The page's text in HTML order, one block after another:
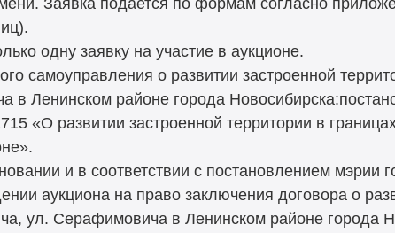
Заявка подается по формам согласно
одну заявку на участие в аукционе.
самоуправления о развитии застроенной
Ленинском районе города
«О развитии застроенной территории в
и в соответствии с постановлением мэрии
аукциона на право заключения договора о
ул. Серафимовича в Ленинском районе города